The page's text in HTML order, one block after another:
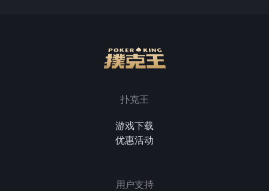
扑克王
游戏下载
优惠活动
用户支持